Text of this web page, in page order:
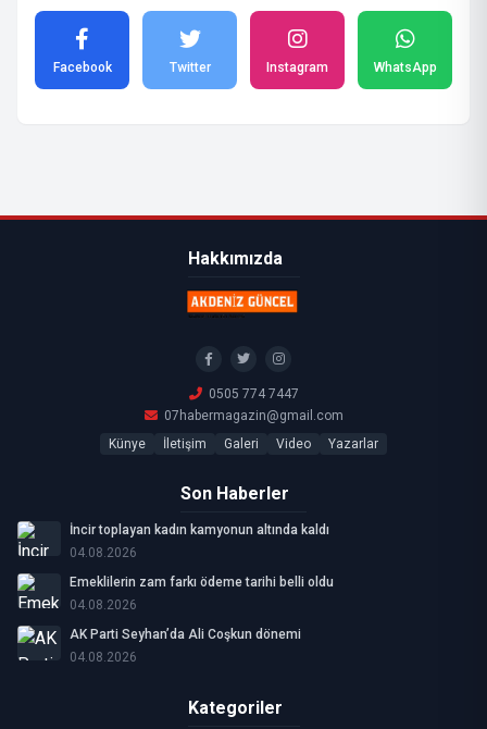
Facebook Twitter Instagram WhatsApp
Hakkımızda
0505 774 7447
07habermagazin@gmail.com
Künye
İletişim Galeri Video Yazarlar
Son Haberler
İncir toplayan kadın kamyonun altında kaldı
04.08.2026
Emeklilerin zam farkı ödeme tarihi belli oldu
04.08.2026
AK Parti Seyhan’da Ali Coşkun dönemi
04.08.2026
Kategoriler